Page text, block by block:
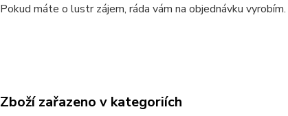
Pokud máte o lustr zájem, ráda vám na objednávku vyrobím.
Zboží zařazeno v kategoriích